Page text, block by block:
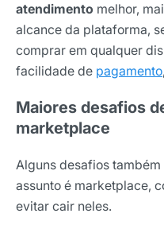
atendimento melhor,
alcance da plataforma,
comprar em qualquer
facilidade de pagamento
Maiores desafios
marketplace
Alguns desafios
assunto é marketplace,
evitar cair neles.